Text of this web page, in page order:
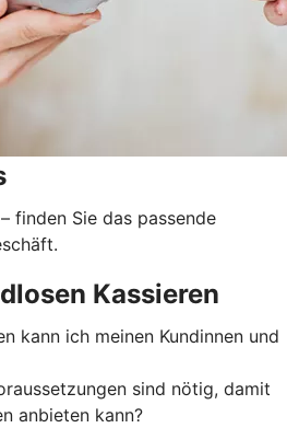
finden Sie das passende
Kassieren
kann ich meinen Kundinnen und
sind nötig, damit
anbieten kann?